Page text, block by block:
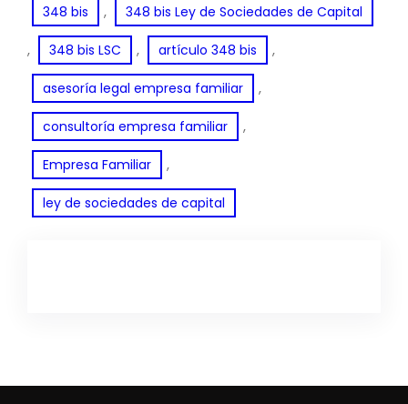
348 bis , 348 bis Ley de Sociedades de Capital
, 348 bis LSC , artículo 348 bis ,
asesoría legal empresa familiar ,
consultoría empresa familiar ,
Empresa Familiar ,
ley de sociedades de capital